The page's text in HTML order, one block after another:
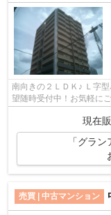
南向きの２ＬＤＫ♪ Ｌ字
望随時受付中！お気軽に
現在
「グラ
売買 | 中古マンション